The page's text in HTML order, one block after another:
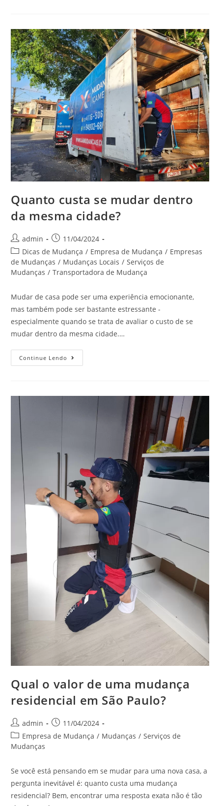
Quanto custa se mudar dentro
da mesma cidade?
admin
11/04/2024
Dicas de Mudança / Empresa de Mudança / Empresas
de Mudanças / Mudanças Locais / Serviços de
Mudanças / Transportadora de Mudança
Mudar de casa pode ser uma experiência emocionante,
mas também pode ser bastante estressante -
especialmente quando se trata de avaliar o custo de se
mudar dentro da mesma cidade.…
Continue Lendo
Qual o valor de uma mudança
residencial em São Paulo?
admin
11/04/2024
Empresa de Mudança / Mudanças / Serviços de
Mudanças
Se você está pensando em se mudar para uma nova casa, a
pergunta inevitável é: quanto custa uma mudança
residencial? Bem, encontrar uma resposta exata não é tão